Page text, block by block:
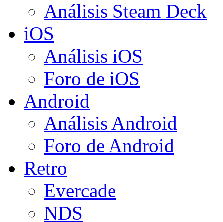
Análisis Steam Deck
iOS
Análisis iOS
Foro de iOS
Android
Análisis Android
Foro de Android
Retro
Evercade
NDS